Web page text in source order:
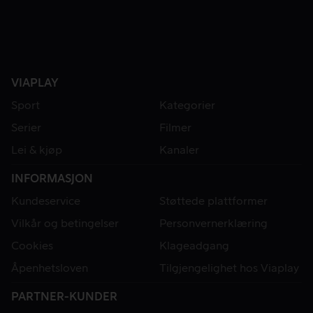
VIAPLAY
Sport
Kategorier
Serier
Filmer
Lei & kjøp
Kanaler
INFORMASJON
Kundeservice
Støttede plattformer
Vilkår og betingelser
Personvernerklæring
Cookies
Klageadgang
Åpenhetsloven
Tilgjengelighet hos Viaplay
PARTNER-KUNDER